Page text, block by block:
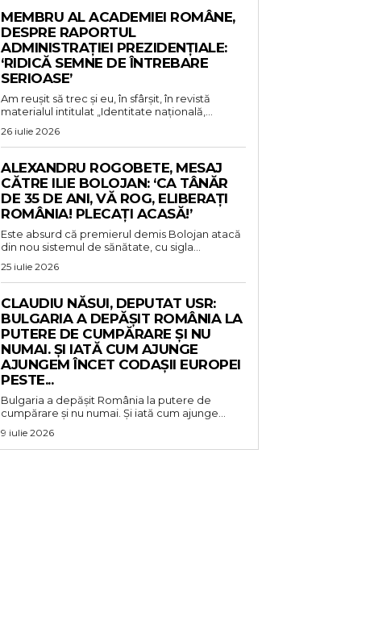
MEMBRU AL ACADEMIEI ROMÂNE,
DESPRE RAPORTUL
ADMINISTRAȚIEI PREZIDENȚIALE:
‘RIDICĂ SEMNE DE ÎNTREBARE
SERIOASE’
Am reușit să trec și eu, în sfârșit, în revistă
materialul intitulat „Identitate națională,...
26 iulie 2026
ALEXANDRU ROGOBETE, MESAJ
CĂTRE ILIE BOLOJAN: ‘CA TÂNĂR
DE 35 DE ANI, VĂ ROG, ELIBERAȚI
ROMÂNIA! PLECAȚI ACASĂ!’
Este absurd că premierul demis Bolojan atacă
din nou sistemul de sănătate, cu sigla...
25 iulie 2026
CLAUDIU NĂSUI, DEPUTAT USR:
BULGARIA A DEPĂȘIT ROMÂNIA LA
PUTERE DE CUMPĂRARE ȘI NU
NUMAI. ȘI IATĂ CUM AJUNGE
AJUNGEM ÎNCET CODAȘII EUROPEI
PESTE...
Bulgaria a depășit România la putere de
cumpărare și nu numai. Și iată cum ajunge...
9 iulie 2026